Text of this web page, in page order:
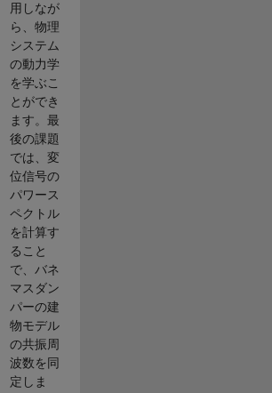
用しなが
ら、物理
システム
の動力学
を学ぶこ
とができ
ます。最
後の課題
では、変
位信号の
パワース
ペクトル
を計算す
ること
で、バネ
マスダン
パーの建
物モデル
の共振周
波数を同
定しま